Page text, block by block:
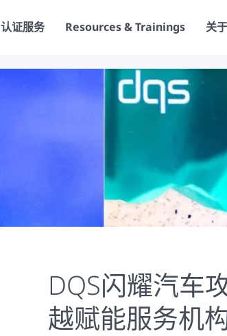
认证服务 Resources & Trainings 关于
DQS闪耀汽车
越赋能服务机构